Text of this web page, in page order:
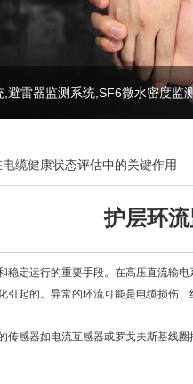
缆健康状态评估中的关键作用
护层环
运行的重要手段。在高压直流输电
引起的。异常的环流可能是电缆损伤
传感器如电流互感器或罗戈夫斯基线